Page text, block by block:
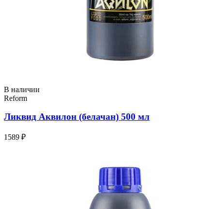
В наличии
Reform
Ликвид Аквилон (белачан) 500 мл
1589 ₽